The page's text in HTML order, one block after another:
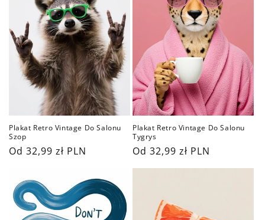
Plakat Retro Vintage Do Salonu
Szop
Cena
Od 32,99 zł PLN
Plakat Retro Vintage Do Salonu
Tygrys
Cena
regularna
Od 32,99 zł PLN